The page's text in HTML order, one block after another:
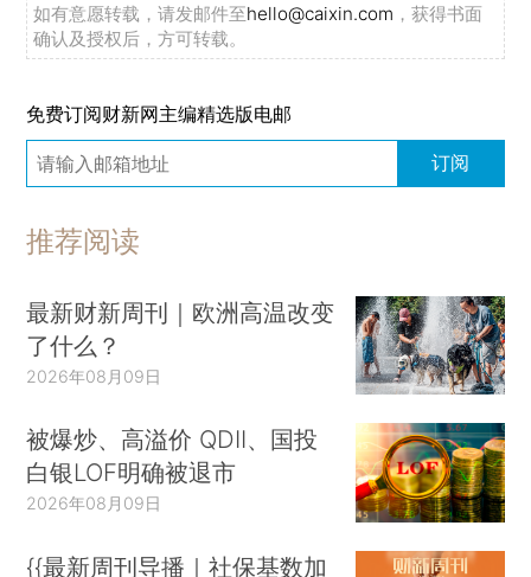
如有意愿转载，请发邮件至hello@caixin.com ，获得书面
确认及授权后，方可转载。
免费订阅财新网主编精选版电邮
订阅
推荐阅读
最新财新周刊｜欧洲高温改变
了什么？
2026年08月09日
被爆炒、高溢价 QDII、国投
白银LOF明确被退市
2026年08月09日
{{最新周刊导播｜社保基数加